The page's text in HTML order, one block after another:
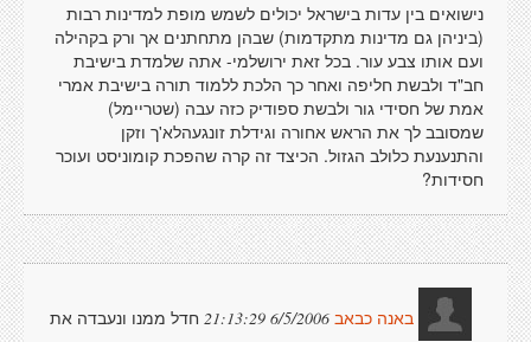
נישואים בין עדות בישראל יכולים לשמש מופת למדינות רבות
(ביניהן גם מדינות מתקדמות) שבהן מתחתנים אך ורק בקהילה
ועם אותו צבע עור. בכל זאת ירושלמי- אתה שלמדת בישיבת
חב"ד ולבשת חליפה ואחר כך הלכת ללמוד תורה בישיבת אמרי
אמת של חסידי גור ולבשת ספודיק כזה עבה (שטריימל)
שמסובב לך את הראש אחורה וגידלת זונגעהלא'ך וזקן
והתנענעת כלולב הגזול. הכיצד זה קרה שהפכת קומוניסט ועוכר
חסידות?
באנה כבאב 6/5/2006 21:13:29
חדל ממנו ונעבדה את